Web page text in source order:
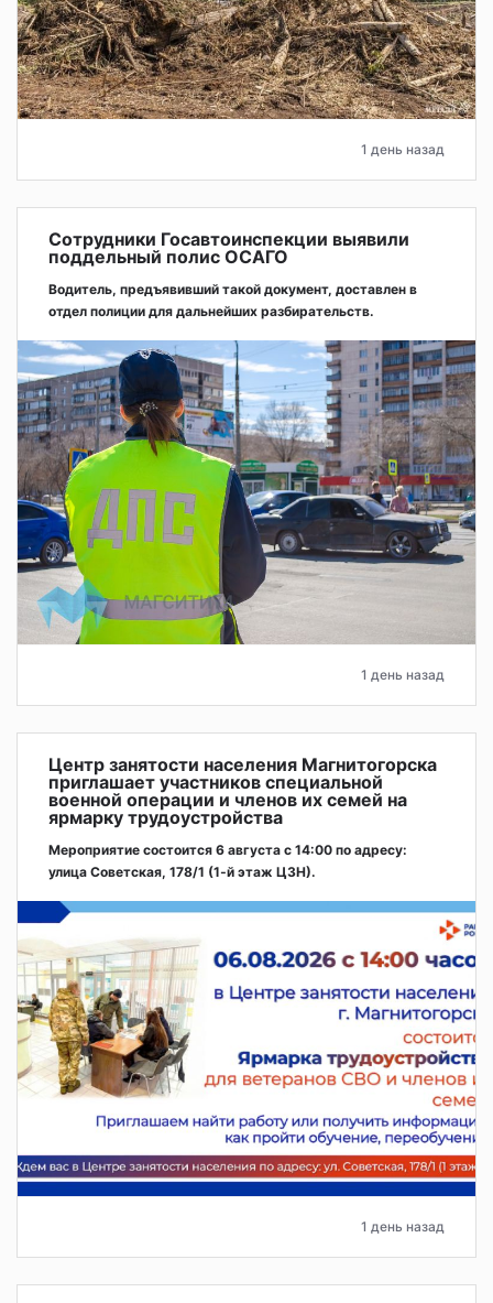
1 день назад
Сотрудники Госавтоинспекции выявили
поддельный полис ОСАГО
Водитель, предъявивший такой документ, доставлен в
отдел полиции для дальнейших разбирательств.
1 день назад
Центр занятости населения Магнитогорска
приглашает участников специальной
военной операции и членов их семей на
ярмарку трудоустройства
Мероприятие состоится 6 августа с 14:00 по адресу:
улица Советская, 178/1 (1‑й этаж ЦЗН).
1 день назад